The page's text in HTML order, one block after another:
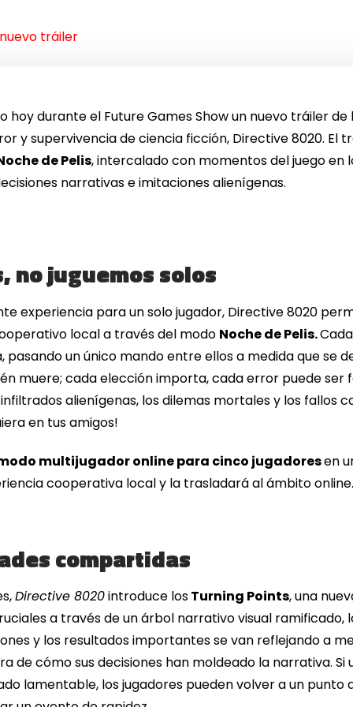
tráiler
hoy durante el Future Games Show un nuevo tráiler
y supervivencia de ciencia ficción, Directive 8020. El
de Pelis, intercalado con momentos del juego en
narrativas e imitaciones alienígenas.
no juguemos solos
experiencia para un solo jugador, Directive 8020
local a través del modo Noche de Pelis.
pasando un único mando entre ellos a medida que se
muere; cada elección importa, cada error puede
alienígenas, los dilemas mortales y los fallos
en tus amigos!
multijugador online para cinco jugadoresen
cooperativa local y la trasladará al ámbito
compartidas
Directive 8020introduce losTurning Points, una
a través de un árbol narrativo visual
y los resultados importantes se van reflejando a
de cómo sus decisiones han moldeado la narrativa.
lamentable, los jugadores pueden volver a un